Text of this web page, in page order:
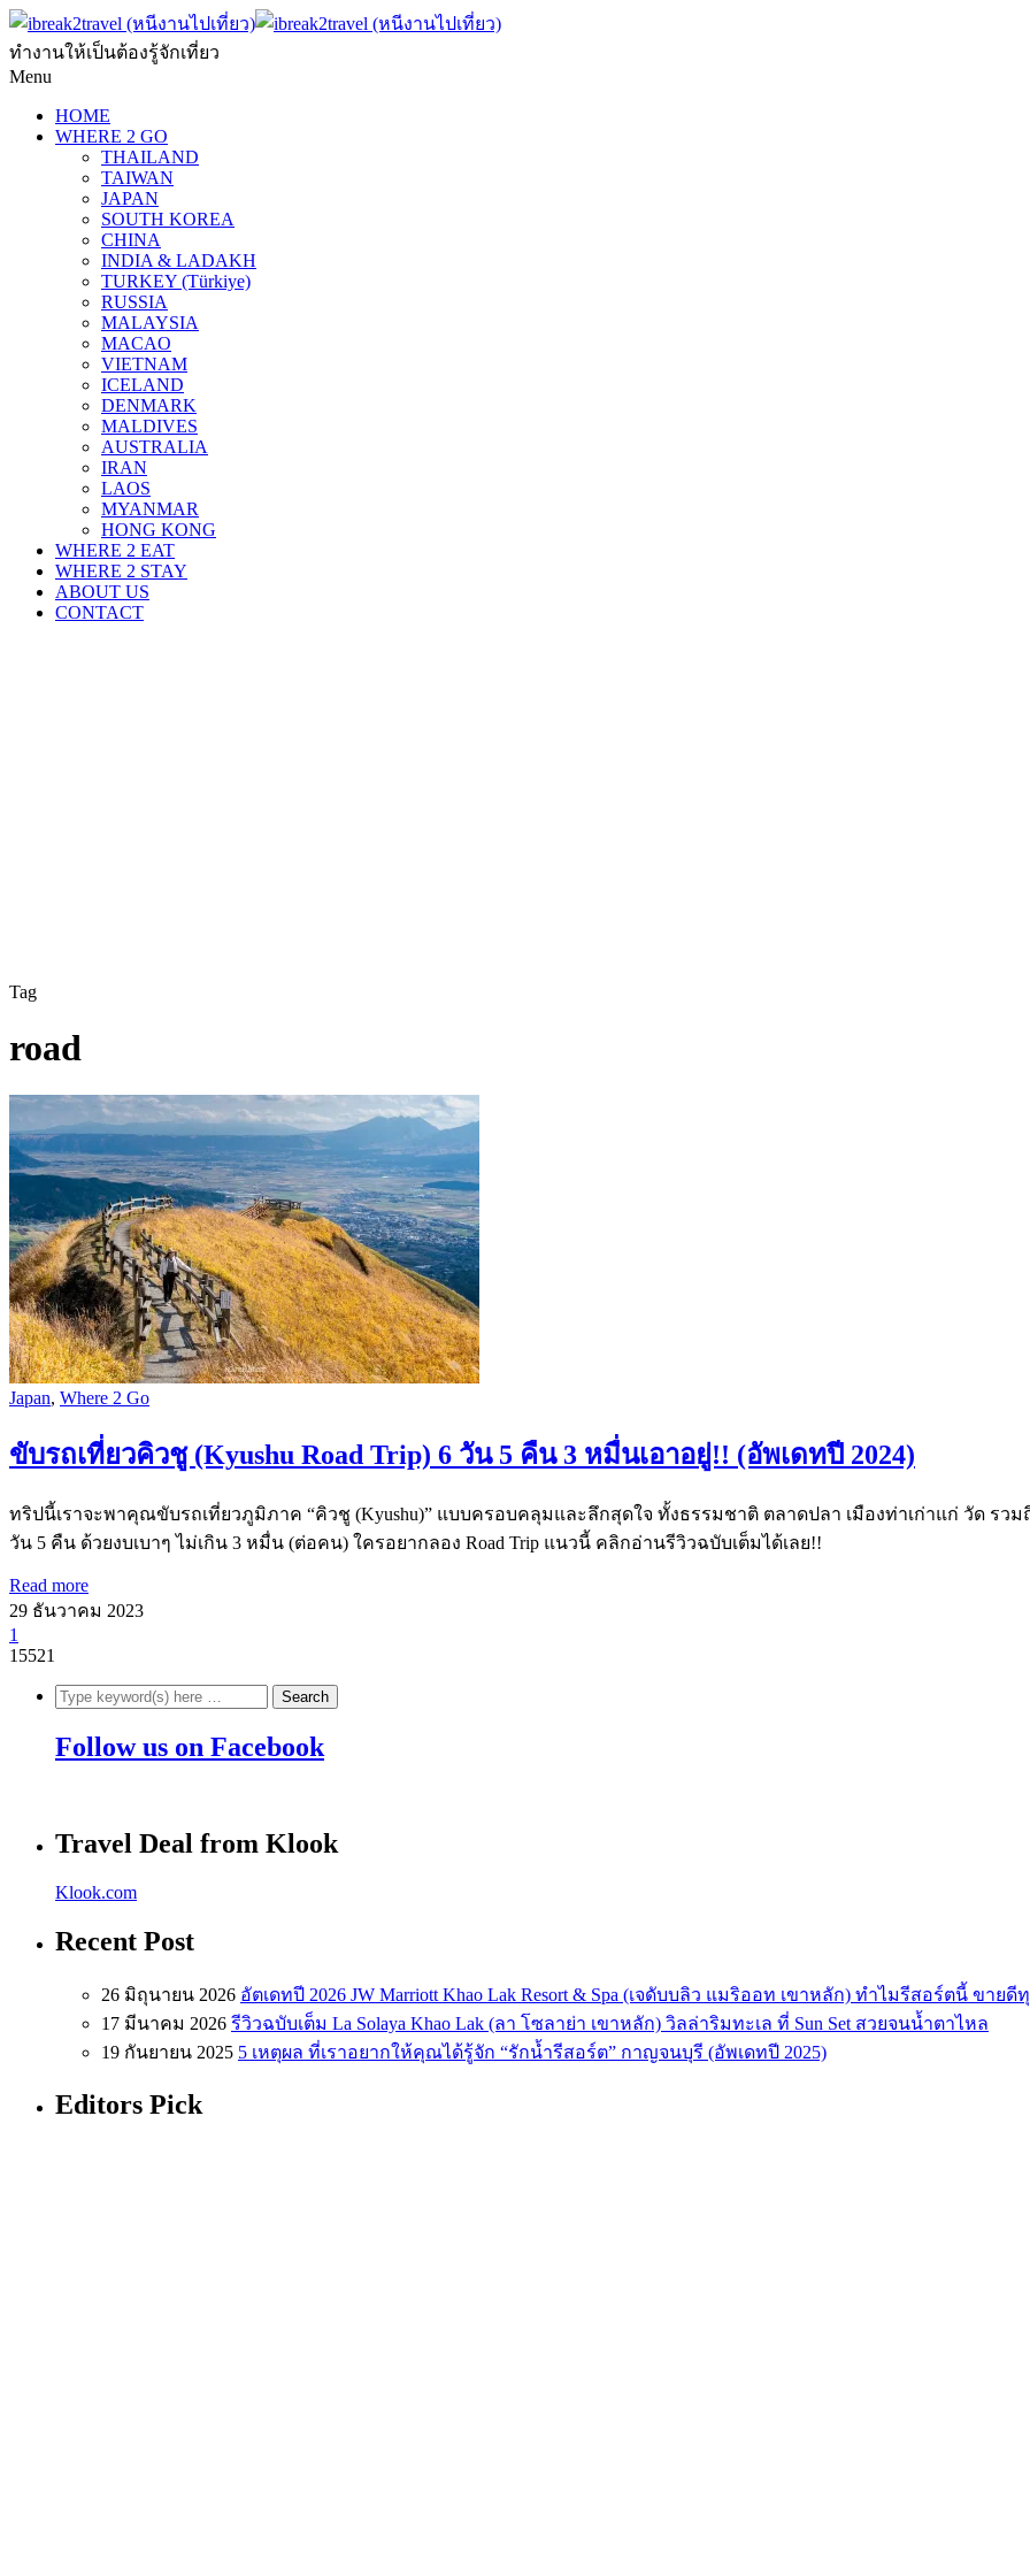
ทำงานให้เป็นต้องรู้จักเที่ยว
Menu
HOME
WHERE 2 GO
THAILAND
TAIWAN
JAPAN
SOUTH KOREA
CHINA
INDIA & LADAKH
TURKEY (Türkiye)
RUSSIA
MALAYSIA
MACAO
VIETNAM
ICELAND
DENMARK
MALDIVES
AUSTRALIA
IRAN
LAOS
MYANMAR
HONG KONG
WHERE 2 EAT
WHERE 2 STAY
ABOUT US
CONTACT
Tag
road
Japan, Where 2 Go
ขับรถเที่ยวคิวชู (Kyushu Road Trip) 6 วัน 5 คืน 3 หมื่นเอาอยู่!! (อัพเดทปี 2024)
ทริปนี้เราจะพาคุณขับรถเที่ยวภูมิภาค “คิวชู (Kyushu)” แบบครอบคลุมและลึกสุดใจ ทั้งธรรมชาติ ตลาดปลา เมืองท่าเก่าแก่ วัด รวม
วัน 5 คืน ด้วยงบเบาๆ ไม่เกิน 3 หมื่น (ต่อคน) ใครอยากลอง Road Trip แนวนี้ คลิกอ่านรีวิวฉบับเต็มได้เลย!!
Read more
29 ธันวาคม 2023
1
15521
Follow us on Facebook
Travel Deal from Klook
Klook.com
Recent Post
26 มิถุนายน 2026 อัตเดทปี 2026 JW Marriott Khao Lak Resort & Spa (เจดับบลิว แมริออท เขาหลัก) ทำไมรีสอร์ตนี้ ขาย
17 มีนาคม 2026 รีวิวฉบับเต็ม La Solaya Khao Lak (ลา โซลาย่า เขาหลัก) วิลล่าริมทะเล ที่ Sun Set สวยจนน้ำตาไหล
19 กันยายน 2025 5 เหตุผล ที่เราอยากให้คุณได้รู้จัก “รักน้ำรีสอร์ต” กาญจนบุรี (อัพเดทปี 2025)
Editors Pick